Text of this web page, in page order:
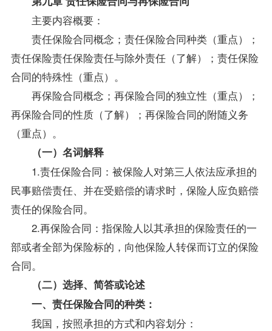
主要内容概要：
责任保险合同概念；责任保险合同种类（重点）；
责任保险责任保险责任与除外责任（了解）；责任保险
合同的特殊性（重点）。
再保险合同概念；再保险合同的独立性（重点）；
再保险合同的性质（了解）；再保险合同的附随义务
（重点）。
（一）名词解释
1.责任保险合同：被保险人对第三人依法应承担的
民事赔偿责任、并在受赔偿的请求时，保险人应负赔偿
责任的保险合同。
2.再保险合同：指保险人以其承担的保险责任的一
部或者全部为保险标的，向他保险人转保而订立的保险
合同。
（二）选择、简答或论述
一、责任保险合同的种类：
我国，按照承担的方式和内容划分：